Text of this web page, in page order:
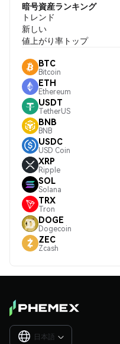
暗号資産ランキング
トレンド
新しい
値上がり率トップ
BTC
Bitcoin
ETH
Ethereum
USDT
TetherUS
BNB
BNB
USDC
USD Coin
XRP
Ripple
SOL
Solana
TRX
Tron
DOGE
Dogecoin
ZEC
Zcash
日本語 